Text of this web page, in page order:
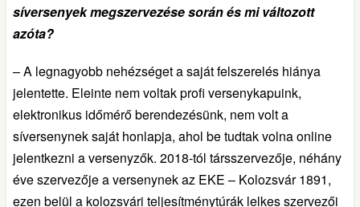
síversenyek megszervezése során és mi változott
azóta?
– A legnagyobb nehézséget a saját felszerelés hiánya
jelentette. Eleinte nem voltak profi versenykapuink,
elektronikus időmérő berendezésünk, nem volt a
síversenynek saját honlapja, ahol be tudtak volna online
jelentkezni a versenyzők. 2018-tól társszervezője, néhány
éve szervezője a versenynek az EKE – Kolozsvár 1891,
ezen belül a kolozsvári teljesítménytúrák lelkes szervezői